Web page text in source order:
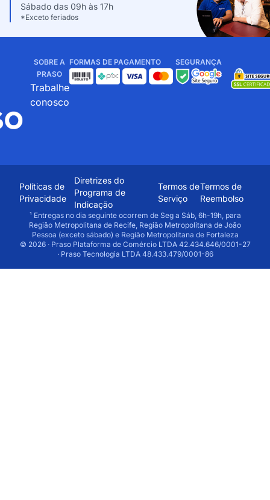
Sábado das 09h às 17h
*Exceto feriados
SOBRE A
PRASO
Trabalhe
conosco
FORMAS DE PAGAMENTO SEGURANÇA
Políticas de
Privacidade
Diretrizes do
Programa de
Indicação
Termos de
Serviço
Termos de
Reembolso
¹ Entregas no dia seguinte ocorrem de Seg a Sáb, 6h-19h, para
Região Metropolitana de Recife, Região Metropolitana de João
Pessoa (exceto sábado) e Região Metropolitana de Fortaleza
© 2026 · Praso Plataforma de Comércio LTDA 42.434.646/0001-27
· Praso Tecnologia LTDA 48.433.479/0001-86